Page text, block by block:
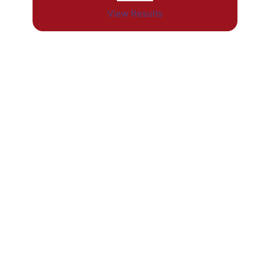
View Results